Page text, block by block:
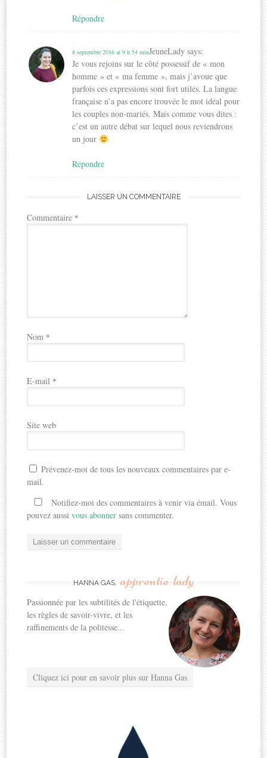
Répondre
JeuneLady says:
8 septembre 2016 at 9 h 54 min
Je vous rejoins sur le côté possessif de « mon
homme » et « ma femme », mais j’avoue que
parfois ces expressions sont fort utiles. La langue
française n’a pas encore trouvée le mot idéal pour
les couples non-mariés. Mais comme vous dites :
c’est un autre débat sur lequel nous reviendrons
un jour
Répondre
LAISSER UN COMMENTAIRE
Commentaire *
Nom *
E-mail *
Site web
Prévenez-moi de tous les nouveaux commentaires par e-
mail.
Notifiez-moi des commentaires à venir via émail. Vous
pouvez aussivous abonner sans commenter.
HANNA GAS, apprentie-lady
Passionnée par les subtilités de l'étiquette,
les règles de savoir-vivre, et les
raffinements de la politesse...
Cliquez ici pour en savoir plus sur Hanna Gas